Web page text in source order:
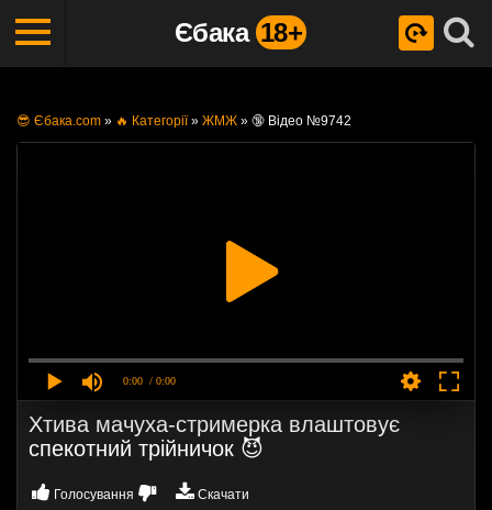
Єбака 18+
😎 Єбака.com » 🔥 Категорії» ЖМЖ » 🔞 Відео №9742
0:00 / 0:00
Хтива мачуха-стримерка влаштовує
спекотний трійничок 😈
Голосування Скачати